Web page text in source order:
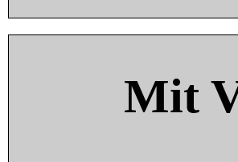
Mit